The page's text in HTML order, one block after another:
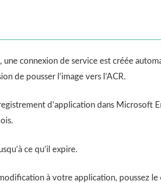
une connexion de service est créée
de pousser l’image vers l’ACR.
d’application dans Microsoft
ce qu’il expire.
à votre application, poussez le